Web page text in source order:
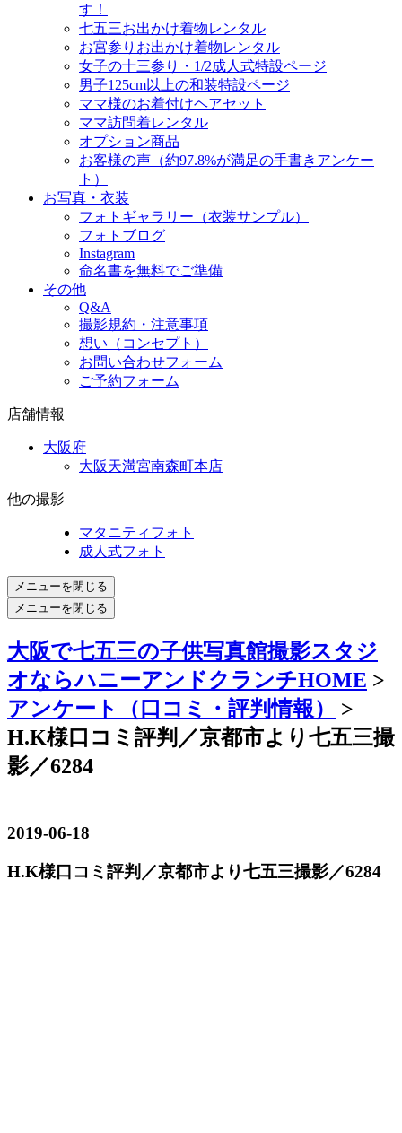
す！
七五三お出かけ着物レンタル
お宮参りお出かけ着物レンタル
女子の十三参り・1/2成人式特設ページ
男子125cm以上の和装特設ページ
ママ様のお着付けヘアセット
ママ訪問着レンタル
オプション商品
お客様の声（約97.8%が満足の手書きアンケー
ト）
お写真・衣装
フォトギャラリー（衣装サンプル）
フォトブログ
Instagram
命名書を無料でご準備
その他
Q&A
撮影規約・注意事項
想い（コンセプト）
お問い合わせフォーム
ご予約フォーム
店舗情報
大阪府
大阪天満宮南森町本店
他の撮影
マタニティフォト
成人式フォト
メニューを閉じる
メニューを閉じる
大阪で七五三の子供写真館撮影スタジ
オならハニーアンドクランチHOME >
アンケート（口コミ・評判情報）
>
H.K様口コミ評判／京都市より七五三撮
影／6284
2019-06-18
H.K様口コミ評判／京都市より七五三撮影／6284